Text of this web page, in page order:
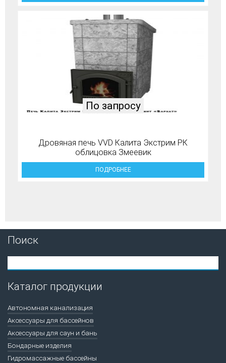
Дровяная печь VVD Калита Экстрим РК
облицовка Змеевик
По запросу
ПОДРОБНЕЕ
Поиск
Каталог продукции
Автономная канализация
Аксессуары для бассейнов
Аксессуары для саун и бань
Бондарные изделия
Гидромассажные бассейны